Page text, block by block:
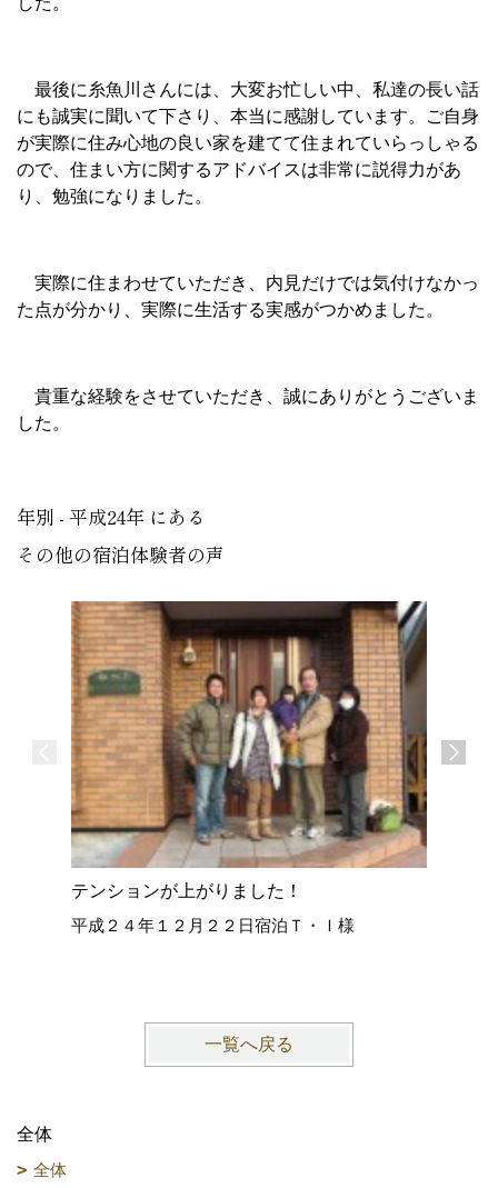
最後に糸魚川さんには、大変お忙しい中、私達の長い話
にも誠実に聞いて下さり、本当に感謝しています。ご自身
が実際に住み心地の良い家を建てて住まれていらっしゃる
ので、住まい方に関するアドバイスは非常に説得力があ
り、勉強になりました。
実際に住まわせていただき、内見だけでは気付けなかっ
た点が分かり、実際に生活する実感がつかめました。
貴重な経験をさせていただき、誠にありがとうございま
した。
年別 - 平成24年 にある
その他の宿泊体験者の声
テンションが上がりました！
平成２４年１２月２２日宿泊Ｔ・Ｉ様
一覧へ戻る
全体
全体